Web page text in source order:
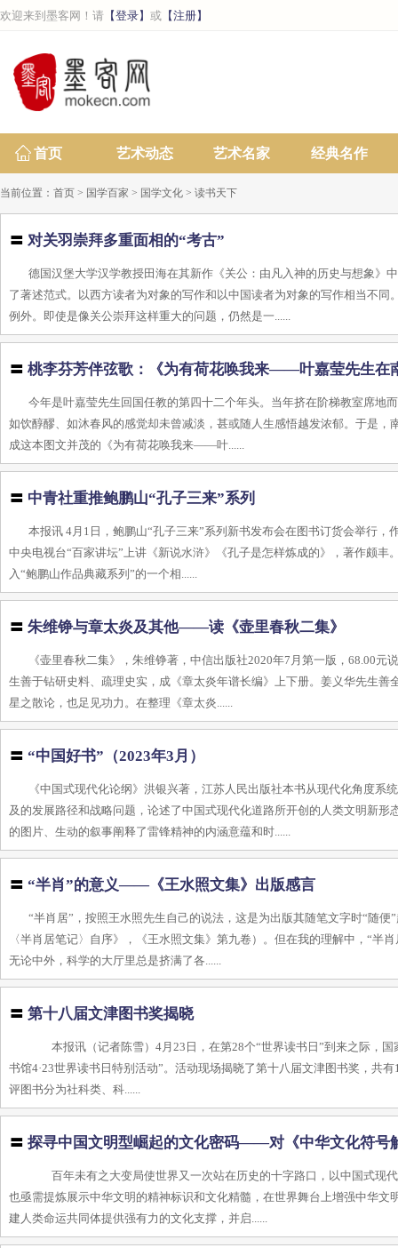
欢迎来到墨客网！请 【登录】 或 【注册】
首页 艺术动态 艺术名家 经典名作
当前位置： 首页 > 国学百家 > 国学文化 > 读书天下
〓对关羽崇拜多重面相的“考古”
德国汉堡大学汉学教授田海在其新作《关公：由凡入神的历史与想象》
了著述范式。以西方读者为对象的写作和以中国读者为对象的写作相当不
例外。即使是像关公崇拜这样重大的问题，仍然是一......
〓桃李芬芳伴弦歌：《为有荷花唤我来——叶嘉莹先生在
今年是叶嘉莹先生回国任教的第四十二个年头。当年挤在阶梯教室席地
如饮醇醪、如沐春风的感觉却未曾减淡，甚或随人生感悟越发浓郁。于是
成这本图文并茂的《为有荷花唤我来——叶......
〓 中青社重推鲍鹏山“孔子三来”系列
本报讯 4月1日，鲍鹏山“孔子三来”系列新书发布会在图书订货会举行
中央电视台“百家讲坛”上讲《新说水浒》《孔子是怎样炼成的》，著作颇
入“鲍鹏山作品典藏系列”的一个相......
〓朱维铮与章太炎及其他——读《壶里春秋二集》
《壶里春秋二集》，朱维铮著，中信出版社2020年7月第一版，68.00
生善于钻研史料、疏理史实，成《章太炎年谱长编》上下册。姜义华先生
星之散论，也足见功力。在整理《章太炎......
〓“中国好书”（2023年3月）
《中国式现代化论纲》洪银兴著，江苏人民出版社本书从现代化角度
及的发展路径和战略问题，论述了中国式现代化道路所开创的人类文明新
的图片、生动的叙事阐释了雷锋精神的内涵意蕴和时......
〓“半肖”的意义——《王水照文集》出版感言
“半肖居”，按照王水照先生自己的说法，这是为出版其随笔文字时“随
〈半肖居笔记〉自序》，《王水照文集》第九卷）。但在我的理解中，“
无论中外，科学的大厅里总是挤满了各......
〓第十八届文津图书奖揭晓
本报讯（记者陈雪）4月23日，在第28个“世界读书日”到来之际，
书馆4·23世界读书日特别活动”。活动现场揭晓了第十八届文津图书奖，
评图书分为社科类、科......
〓探寻中国文明型崛起的文化密码——对《中华文化符号
百年未有之大变局使世界又一次站在历史的十字路口，以中国式现
也亟需提炼展示中华文明的精神标识和文化精髓，在世界舞台上增强中华
建人类命运共同体提供强有力的文化支撑，并启......